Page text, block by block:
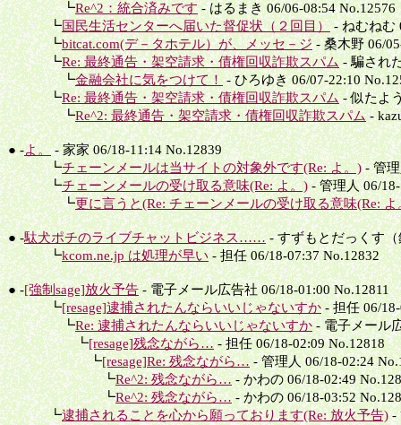
┗Re^2：統合済みです- はるまき 06/06-08:54 No.12576
┗国民生活センターへ届いた督促状（２回目）- ねむねむ
┗bitcat.com(デ－タホテル）が、メッセ－ジ- 桑木野 06/
┗Re: 最終通告・架空請求・債権回収詐欺スパム- 騙され
┗金融会社に気をつけて！- ひろゆき 06/07-22:10
┗Re: 最終通告・架空請求・債権回収詐欺スパム- 似たよ
┗Re^2: 最終通告・架空請求・債権回収詐欺スパム-
● -よ。- 家家 06/18-11:14 No.12839
┗チェーンメールは当サイトの対象外です(Re: よ。)- 管理
┗チェーンメールの受け取る意味(Re: よ。)- 管理人 06/
┗更に言うと(Re: チェーンメールの受け取る意味(Re: よ
● -駄犬ポチのライブチャットビジネス……- すずもとだっくす
┗kcom.ne.jp は処理が早い- 担任 06/18-07:37 No.12832
● -[強制sage]放火予告- 電子メール広告社 06/18-01:00 No.12811
┗[resage]逮捕されたんならいいじゃないすか- 担任 06/
┗Re: 逮捕されたんならいいじゃないすか- 電子メール
┗[resage]残念ながら…- 担任 06/18-02:09 No.12818
┗[resage]Re: 残念ながら…- 管理人 06/18-02:24
┗Re^2: 残念ながら…- かわの 06/18-02:49
┗Re^2: 残念ながら…- かわの 06/18-03:52
┗逮捕されることを心から願っております(Re: 放火予告)-